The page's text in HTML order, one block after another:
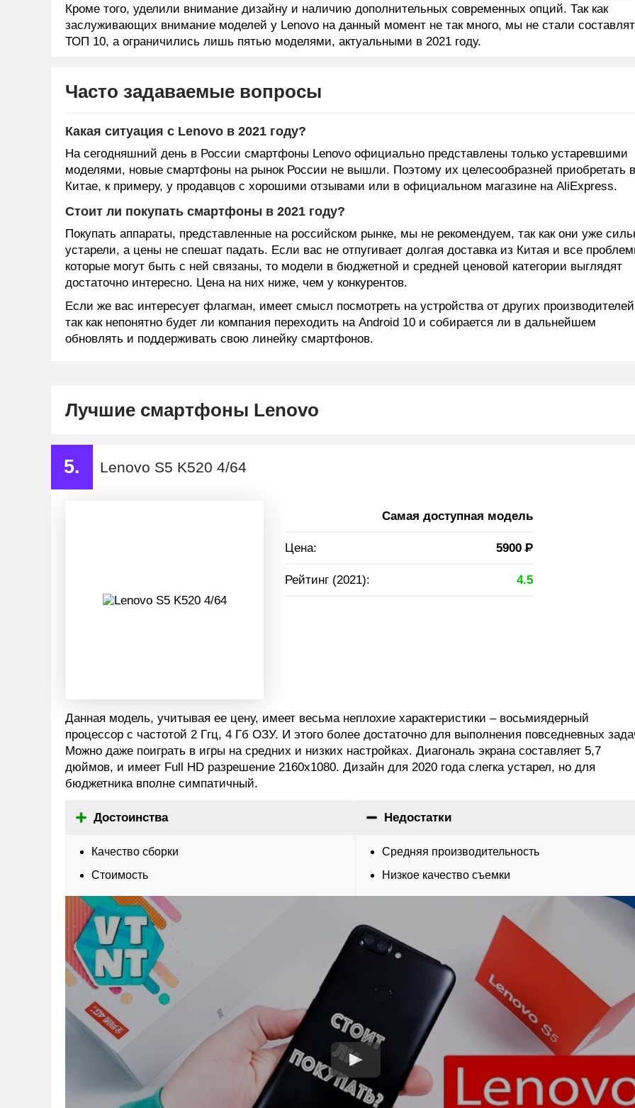
Кроме того, уделили внимание дизайну и наличию дополнительных современных опций. Так как
заслуживающих внимание моделей у Lenovo на данный момент не так много, мы не стали
ТОП 10, а ограничились лишь пятью моделями, актуальными в 2021 году.
Часто задаваемые вопросы
Какая ситуация с Lenovo в 2021 году?
На сегодняшний день в России смартфоны Lenovo официально представлены только устаревшими
моделями, новые смартфоны на рынок России не вышли. Поэтому их целесообразней приобретать в
Китае, к примеру, у продавцов с хорошими отзывами или в официальном магазине на AliExpress.
Стоит ли покупать смартфоны в 2021 году?
Покупать аппараты, представленные на российском рынке, мы не рекомендуем, так как они уже
устарели, а цены не спешат падать. Если вас не отпугивает долгая доставка из Китая и все
которые могут быть с ней связаны, то модели в бюджетной и средней ценовой категории выглядят
достаточно интересно. Цена на них ниже, чем у конкурентов.
Если же вас интересует флагман, имеет смысл посмотреть на устройства от других
так как непонятно будет ли компания переходить на Android 10 и собирается ли в дальнейшем
обновлять и поддерживать свою линейку смартфонов.
Лучшие смартфоны Lenovo
5. Lenovo S5 K520 4/64
Самая доступная модель
Цена: 5900Р
Рейтинг (2021): 4.5
Данная модель, учитывая ее цену, имеет весьма неплохие характеристики – восьмиядерный
процессор с частотой 2 Ггц, 4 Гб ОЗУ. И этого более достаточно для выполнения повседневных
Можно даже поиграть в игры на средних и низких настройках. Диагональ экрана составляет 5,7
дюймов, и имеет Full HD разрешение 2160x1080. Дизайн для 2020 года слегка устарел, но для
бюджетника вполне симпатичный.
Достоинства
Качество сборки
Стоимость
Недостатки
Средняя производительность
Низкое качество съемки